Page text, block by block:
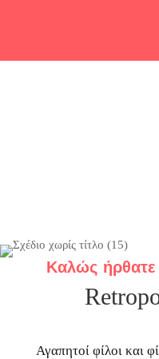
Καλώς
Αγαπητοί φίλοι και